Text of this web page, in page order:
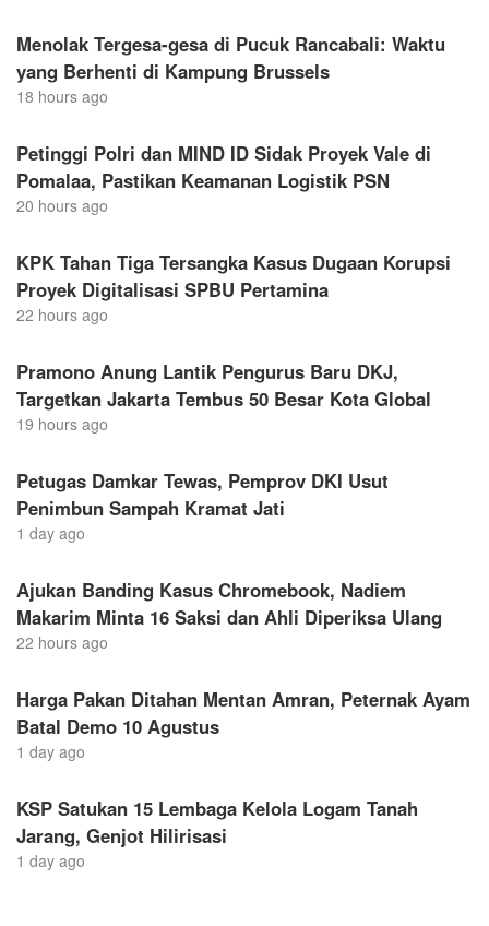
Menolak Tergesa-gesa di Pucuk Rancabali: Waktu
yang Berhenti di Kampung Brussels
18 hours ago
Petinggi Polri dan MIND ID Sidak Proyek Vale di
Pomalaa, Pastikan Keamanan Logistik PSN
20 hours ago
KPK Tahan Tiga Tersangka Kasus Dugaan Korupsi
Proyek Digitalisasi SPBU Pertamina
22 hours ago
Pramono Anung Lantik Pengurus Baru DKJ,
Targetkan Jakarta Tembus 50 Besar Kota Global
19 hours ago
Petugas Damkar Tewas, Pemprov DKI Usut
Penimbun Sampah Kramat Jati
1 day ago
Ajukan Banding Kasus Chromebook, Nadiem
Makarim Minta 16 Saksi dan Ahli Diperiksa Ulang
22 hours ago
Harga Pakan Ditahan Mentan Amran, Peternak Ayam
Batal Demo 10 Agustus
1 day ago
KSP Satukan 15 Lembaga Kelola Logam Tanah
Jarang, Genjot Hilirisasi
1 day ago